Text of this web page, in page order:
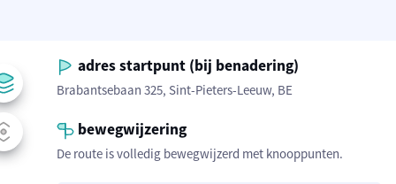
adres startpunt (bij benadering)
Brabantsebaan 325, Sint-Pieters-Leeuw, BE
bewegwijzering
De route is volledig bewegwijzerd met knooppunten.